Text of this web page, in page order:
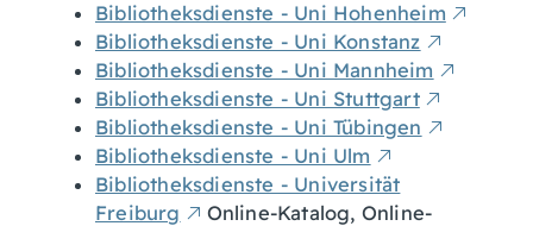
Bibliotheksdienste - Uni Hohenheim
Bibliotheksdienste - Uni Konstanz
Bibliotheksdienste - Uni Mannheim
Bibliotheksdienste - Uni Stuttgart
Bibliotheksdienste - Uni Tübingen
Bibliotheksdienste - Uni Ulm
Bibliotheksdienste - Universität
Freiburg
Online-Katalog, Online-